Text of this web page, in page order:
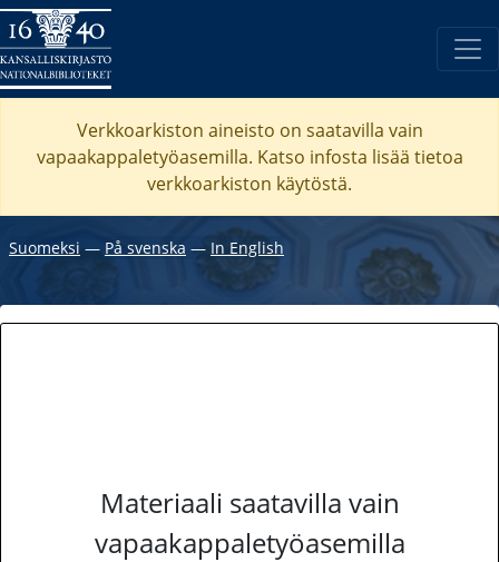
Verkkoarkiston aineisto on saatavilla vain
vapaakappaletyöasemilla. Katso infosta lisää tietoa
verkkoarkiston käytöstä.
Suomeksi ― På svenska ― In English
Materiaali saatavilla vain
vapaakappaletyöasemilla